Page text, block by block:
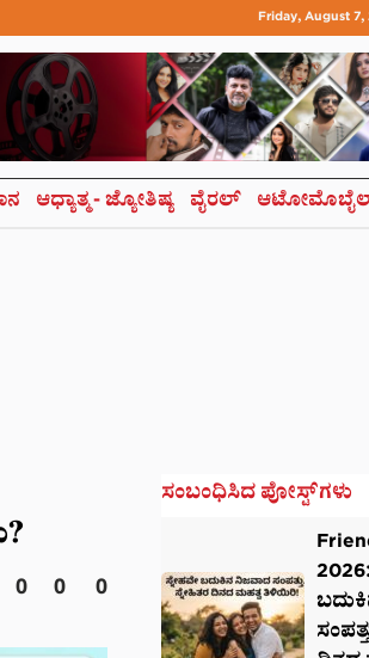
Friday, August
ಆಧ್ಯಾತ್ಮ- ಜ್ಯೋತಿಷ್ಯ ವೈರಲ್
0 0 0
ಸಂಬಂಧಿಸಿದ ಪೋಸ್ಟ್‌ಗಳು